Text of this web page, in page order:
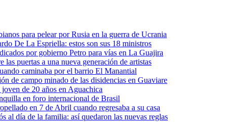
para pelear por Rusia en la guerra de Ucrania
De La Espriella: estos son sus 18 ministros
por gobierno Petro para vías en La Guajira
puertas a una nueva generación de artistas
caminaba por el barrio El Manantial
de campo minado de las disidencias en Guaviare
de 20 años en Aguachica
en foro internacional de Brasil
en 7 de Abril cuando regresaba a su casa
al día de la familia: así quedaron las nuevas reglas